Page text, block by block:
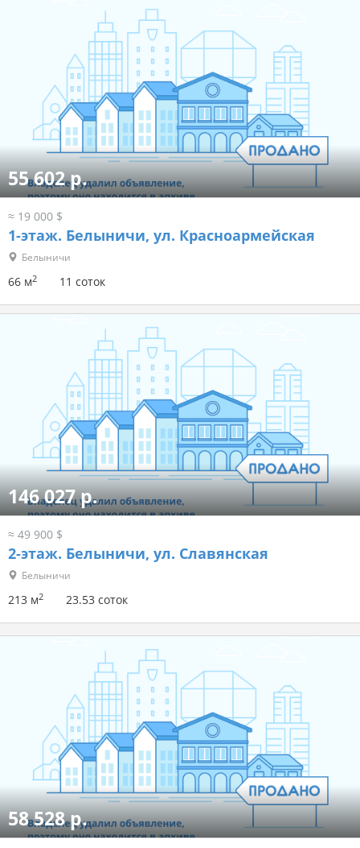
55 602 р.
≈ 19 000 $
1-этаж. Белыничи, ул. Красноармейская
Белыничи
66 м2 11 соток
146 027 р.
≈ 49 900 $
2-этаж. Белыничи, ул. Славянская
Белыничи
213 м2 23.53 соток
58 528 р.